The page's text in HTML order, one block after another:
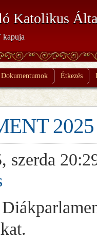
Katolikus
kapuja
Dokumentumok Étkezés
2025
szerda